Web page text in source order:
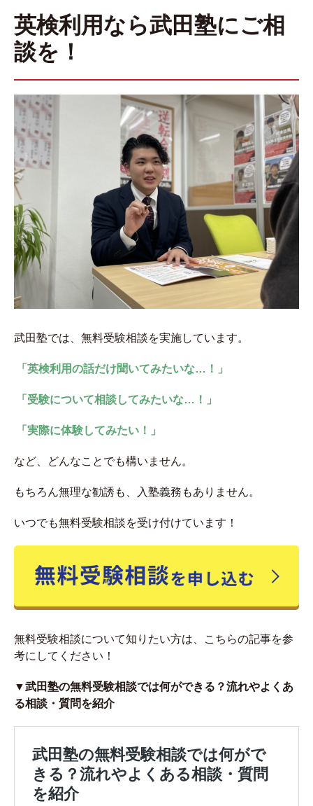
英検利用なら武田塾にご相
談を！
武田塾では、無料受験相談を実施しています。
「英検利用の話だけ聞いてみたいな…！」
「受験について相談してみたいな…！」
「実際に体験してみたい！」
など、どんなことでも構いません。
もちろん無理な勧誘も、入塾義務もありません。
いつでも無料受験相談を受け付けています！
無料受験相談について知りたい方は、こちらの記事を参
考にしてください！
▼武田塾の無料受験相談では何ができる？流れやよくあ
る相談・質問を紹介